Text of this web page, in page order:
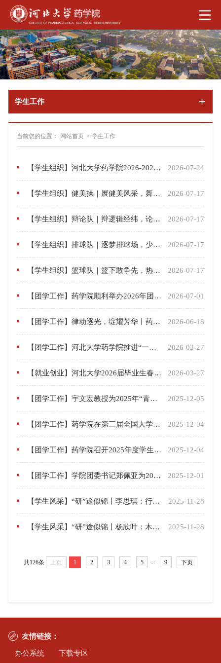
学生工作
当前您的位置： 网站首页 > 学生工作
2026-07-24
【学生组织】河北大学药学院2026-2027学年团委学生会成员
2026-07-17
【学生组织】健美操｜展健美风采，舞活力青春
2026-07-17
【学生组织】辩论队｜辩逻辑经纬，论智慧乾坤
2026-07-17
【学生组织】排球队｜逐梦排球场，少年意气扬
2026-07-17
【学生组织】篮球队｜篮下敢争先，热血永向前
2026-07-01
【团学工作】药学院顺利举办2026年团学组织换届大会
2026-06-18
【团学工作】律动逐光，绽耀芳华丨药学院学子斩获河北大学第38届健美操大赛第七名
2026-03-27
【团学工作】河北大学药学院推进“一站式”学生社区领雁工程 为学生社区党员示范岗挂牌
2026-03-27
【就业创业】河北大学2026届毕业生春季线下“职达未来，毕然有你”理工类专场双选会暨宏志助航专场招聘会顺利举办
2025-12-05
【团学工作】宇文宏教授为2025年“青马工程·济世班”作二十届四中全会学习专题讲座
2025-12-04
【团学工作】药学院在第三届全国大学生职业规划大赛河北大学校赛中创佳绩
2025-12-04
【团学工作】药学院召开2025年度学生活动成果汇报暨总结表彰大会
2025-12-01
【团学工作】学院团委书记郑佩亚为2025年“青马工程·济世班”作专题讲座
2025-11-28
【学生风采】“研”途似锦丨李思琪：行而不辍，未来可期
2025-11-28
【学生风采】“研”途似锦丨杨欣叶：木欣欣以向荣，泉涓涓而始流
共126条 上页 1 2 3 4 5 ... 9 下页
友情链接：
办公系统
下载专区